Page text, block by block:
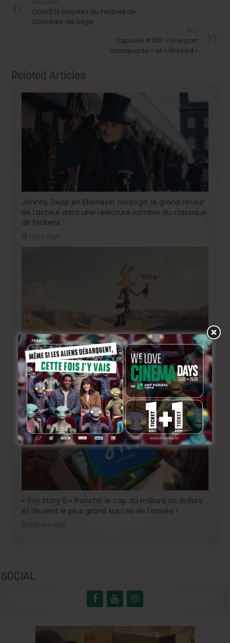
Cour(t)s toujours au Festival de
Comédie de Liège
Capsule #130: « Une part
manquante » et « Wicked »
Related Articles
Johnny Depp en Ebenezer Scrooge: le grand retour
de l’acteur dans une relecture sombre du classique
de Dickens !
1 jour ago
« Coyote vs. Acme », le film maudit de Hollywood a
enfin une date de sortie !
4 jours ago
« Toy Story 5 » franchit le cap du milliard de dollars
et devient le plus grand succès de l’année !
SOCIAL